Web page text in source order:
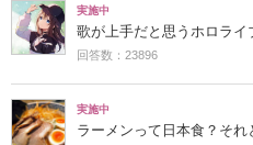
実施中
歌が上手だと思うホロライ
回答数：23896
実施中
ラーメンって日本食？それ